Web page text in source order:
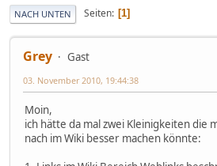
NACH UNTEN Seiten 1
Grey Gast
03. November 2010, 19:44:38
Moin,
ich hätte da mal zwei Kleinigkeiten die
nach im Wiki besser machen könnte: